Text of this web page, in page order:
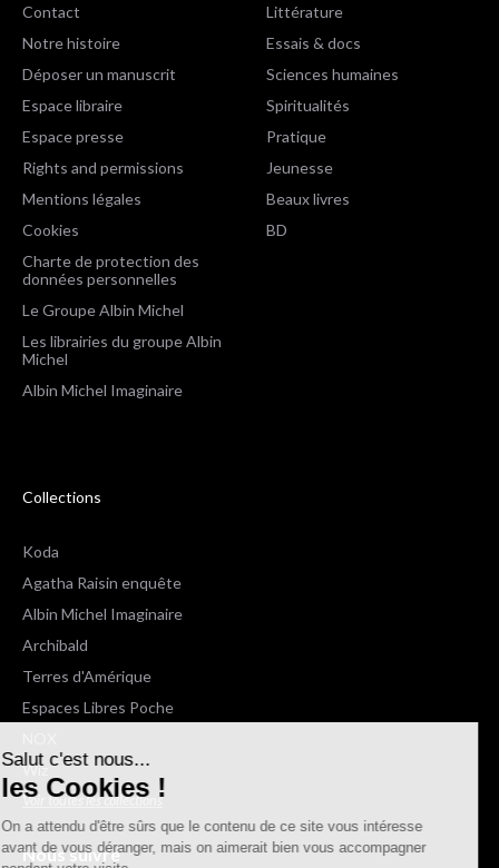
les Cookies !
ce site vous intéresse avant de vous
déranger, mais on aimerait bien vous accompagner pendant votre
Contact
Notre histoire
Déposer un manuscrit
Espace libraire
Espace presse
Rights and permissions
Mentions légales
Cookies
Charte de protection des
données personnelles
Le Groupe Albin Michel
Les librairies du groupe Albin
Michel
Albin Michel Imaginaire
Littérature
Essais & docs
Sciences humaines
Spiritualités
Pratique
Jeunesse
Beaux livres
BD
Collections
Koda
Agatha Raisin enquête
Albin Michel Imaginaire
Archibald
Terres d'Amérique
Espaces Libres Poche
Wiz
Voir toutes les collections
Nous suivre